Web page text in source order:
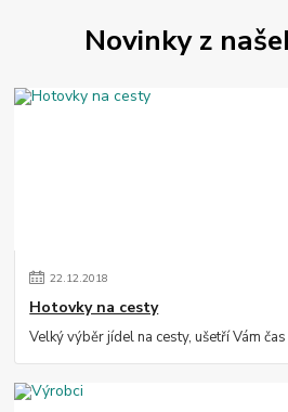
Novinky z
22.12.2018
Hotovky na cesty
Velký výběr jídel na cesty, ušetří Vám